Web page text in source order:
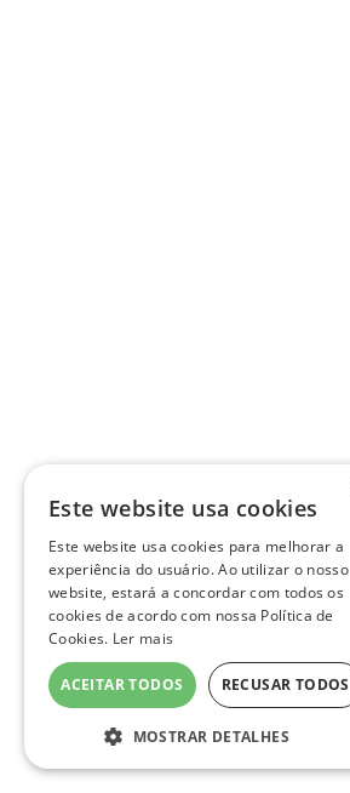
Este website usa cookies
Este website usa cookies para melhorar a
experiência do usuário. Ao utilizar o nosso
website, estará a concordar com todos os
cookies de acordo com nossa Política de
Cookies. Ler mais
ACEITAR TODOS RECUSAR TODOS
MOSTRAR DETALHES